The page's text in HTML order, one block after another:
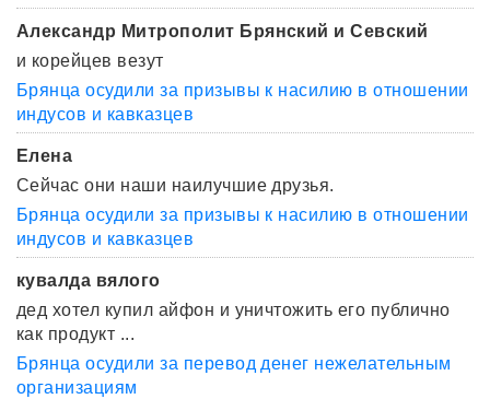
Александр Митрополит Брянский и Севский
и корейцев везут
Брянца осудили за призывы к насилию в отношении
индусов и кавказцев
Елена
Сейчас они наши наилучшие друзья.
Брянца осудили за призывы к насилию в отношении
индусов и кавказцев
кувалда вялого
дед хотел купил айфон и уничтожить его публично
как продукт ...
Брянца осудили за перевод денег нежелательным
организациям